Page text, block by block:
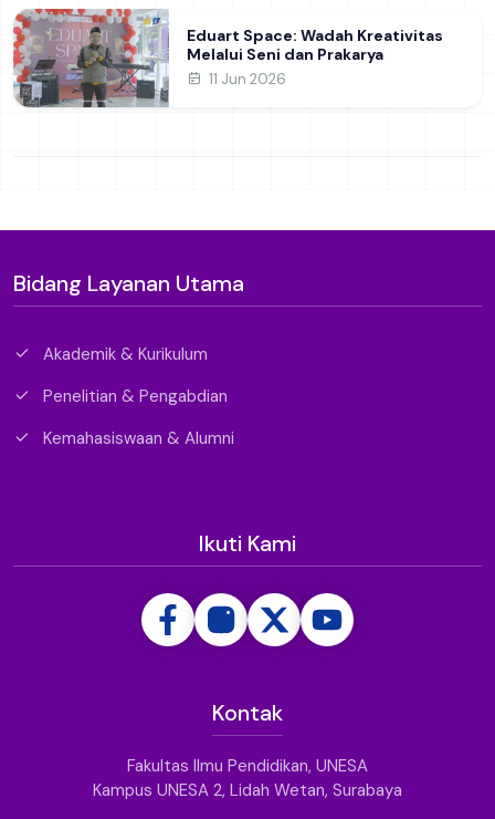
Eduart Space: Wadah Kreativitas
Melalui Seni dan Prakarya
11 Jun 2026
Bidang Layanan Utama
Akademik & Kurikulum
Penelitian & Pengabdian
Kemahasiswaan & Alumni
Ikuti Kami
Kontak
Fakultas Ilmu Pendidikan, UNESA
Kampus UNESA 2, Lidah Wetan, Surabaya